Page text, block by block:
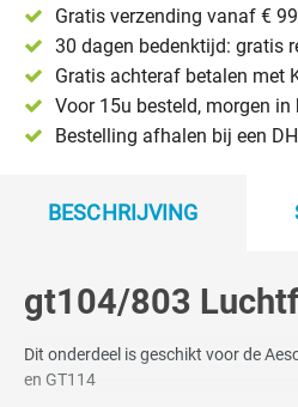
Gratis verzending vanaf €
30 dagen bedenktijd: gratis
Gratis achteraf betalen met
Voor 15u besteld, morgen in
Bestelling afhalen bij een
BESCHRIJVING
gt104/803
Dit onderdeel is geschikt voor de
en GT114